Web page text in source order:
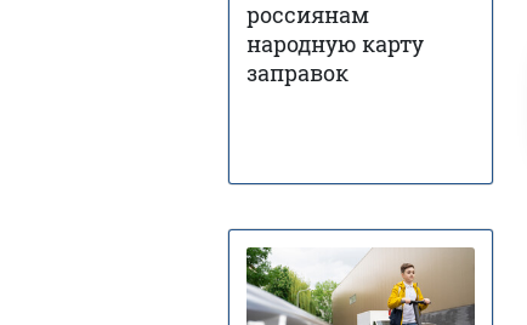
россиянам
народную карту
заправок